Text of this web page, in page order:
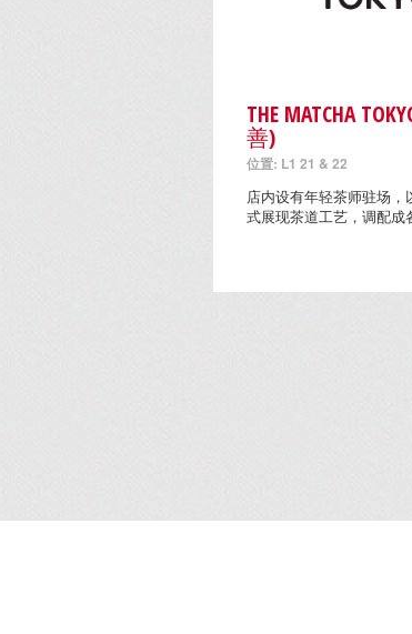
THE MATCHA
善)
位置: L1 21 & 22
店内设有年轻茶师驻场，
式展现茶道工艺，调配成